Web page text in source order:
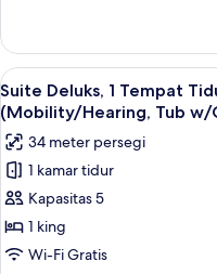
Asap
Rokok
(Deluxe)
Suite
Keluarga,
1
Tempat
Tidur
King,
Bebas
Asap
Rokok
(Deluxe)
Lihat
semua
foto
untuk
Suite
Deluks,
1
Tempat
2
Suite Deluks, 1 Tempat
(Mobility/Hearing, Tub w/
34 meter persegi
1 kamar tidur
Kapasitas 5
1 king
Wi-Fi Gratis